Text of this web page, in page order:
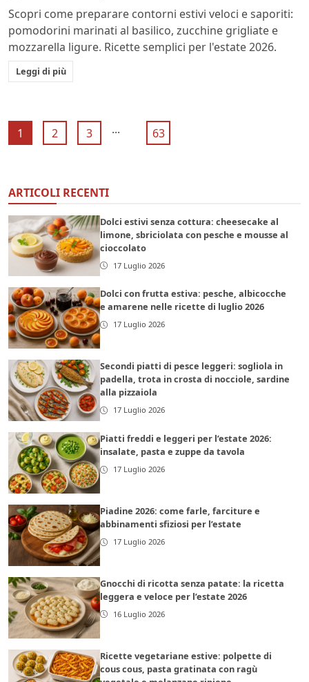
Scopri come preparare contorni estivi veloci e saporiti:
pomodorini marinati al basilico, zucchine grigliate e
mozzarella ligure. Ricette semplici per l'estate 2026.
Leggi di più
1 2 3 ... 63
ARTICOLI RECENTI
Dolci estivi senza cottura: cheesecake al
limone, sbriciolata con pesche e mousse al
cioccolato
17 Luglio 2026
Dolci con frutta estiva: pesche, albicocche
e amarene nelle ricette di luglio 2026
17 Luglio 2026
Secondi piatti di pesce leggeri: sogliola in
padella, trota in crosta di nocciole, sardine
alla pizzaiola
17 Luglio 2026
Piatti freddi e leggeri per l’estate 2026:
insalate, pasta e zuppe da tavola
17 Luglio 2026
Piadine 2026: come farle, farciture e
abbinamenti sfiziosi per l’estate
17 Luglio 2026
Gnocchi di ricotta senza patate: la ricetta
leggera e veloce per l’estate 2026
16 Luglio 2026
Ricette vegetariane estive: polpette di
cous cous, pasta gratinata con ragù